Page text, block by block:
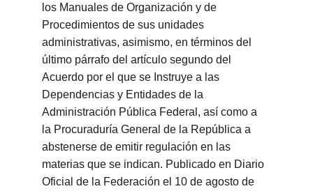
los Manuales de Organización y de
Procedimientos de sus unidades
administrativas, asimismo, en términos del
último párrafo del artículo segundo del
Acuerdo por el que se Instruye a las
Dependencias y Entidades de la
Administración Pública Federal, así como a
la Procuraduría General de la República a
abstenerse de emitir regulación en las
materias que se indican. Publicado en Diario
Oficial de la Federación el 10 de agosto de